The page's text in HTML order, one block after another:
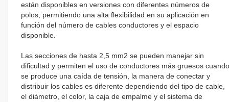
están disponibles en versiones con diferentes números de
polos, permitiendo una alta flexibilidad en su aplicación en
función del número de cables conductores y el espacio
disponible.
Las secciones de hasta 2,5 mm2 se pueden manejar sin
dificultad y permiten el uso de conductores más gruesos cuando
se produce una caída de tensión, la manera de conectar y
distribuir los cables es diferente dependiendo del tipo de cable,
el diámetro, el color, la caja de empalme y el sistema de